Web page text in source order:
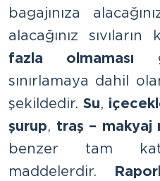
bagajınıza
alacağınız sıvıların
fazla olmaması
sınırlamaya dahil
şekildedir. Su,
şurup, traş – makyaj
benzer tam
maddelerdir.